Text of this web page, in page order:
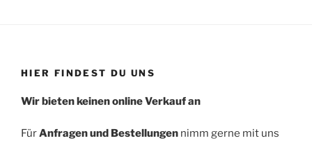
HIER FINDEST DU UNS
Wir bieten keinen online Verkauf an
FürAnfragen und Bestellungen nimm gerne mit uns